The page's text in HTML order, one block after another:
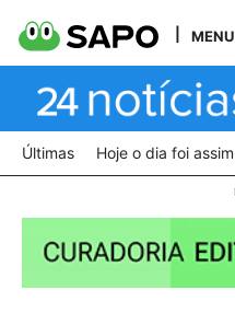
MENU
Últimas Hoje o dia foi assim